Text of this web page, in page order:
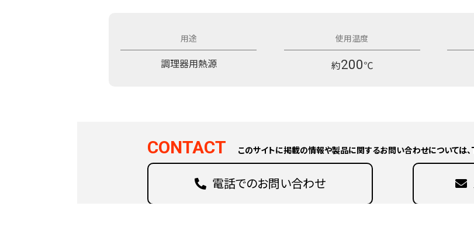
調理器用熱源 約200℃
CONTACT このサイトに掲載の情報や製品に関するお問い合わせについては、
電話でのお問い合わせ